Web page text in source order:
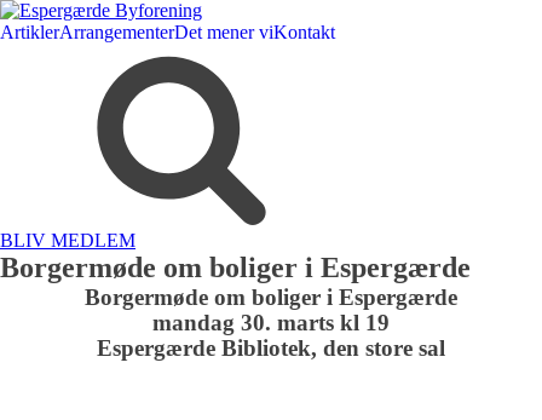
ArtiklerArrangementerDet mener viKontakt
BLIV MEDLEM
Borgermøde om boliger i Espergærde
Borgermøde om boliger i Espergærde
mandag 30. marts kl 19
Espergærde Bibliotek, den store sal